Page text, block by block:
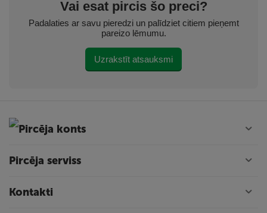
Vai esat pircis šo preci?
Padalaties ar savu pieredzi un palīdziet citiem pieņemt
pareizo lēmumu.
Uzrakstīt atsauksmi
Pircēja konts
Pircēja serviss
Kontakti